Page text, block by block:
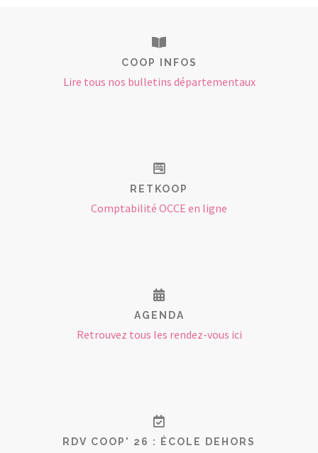
COOP INFOS
Lire tous nos bulletins départementaux
RETKOOP
Comptabilité OCCE en ligne
AGENDA
Retrouvez tous les rendez-vous ici
RDV COOP' 26 : ÉCOLE DEHORS